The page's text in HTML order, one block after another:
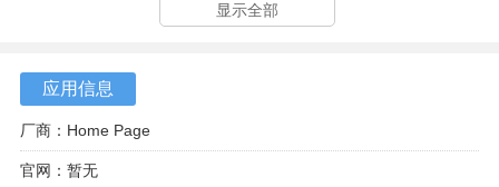
4、提供多种游戏模式，包括计分挑战与连续闯关等不同目
显示全部
应用信息
厂商：Home Page
官网：暂无